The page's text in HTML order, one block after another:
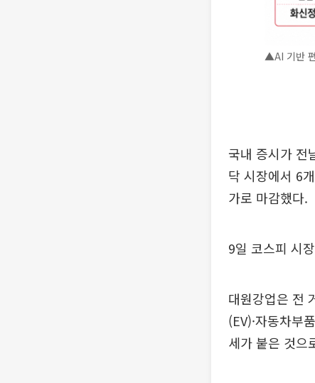
▲AI 기반
국내 증시가 전
닥 시장에서 6
가로 마감했다.
9일 코스피 시
대원강업은 전
(EV)·자동차부
세가 붙은 것으